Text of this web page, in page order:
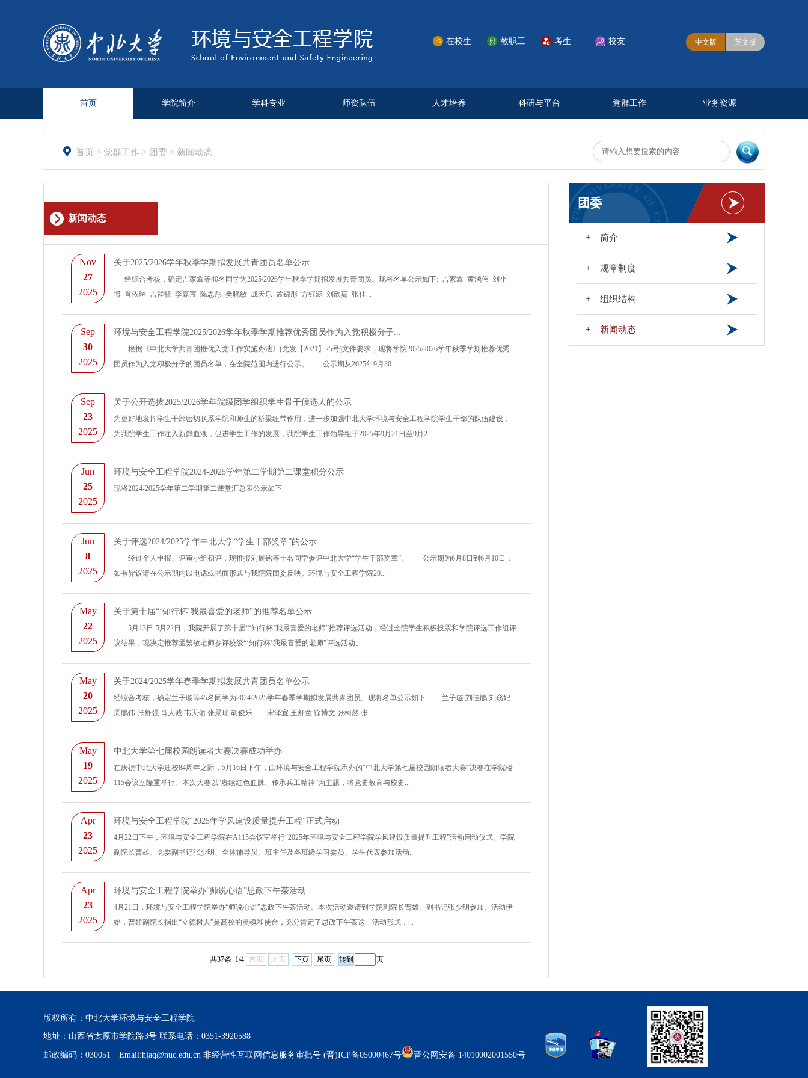
 在校生  教职工  考生  校友 中文版 英文版
首页 学院简介 学科专业 师资队伍 人才培养 科研与平台 党群工作 业务资源
 首页 > 党群工作 > 团委 > 新闻动态
新闻动态
Nov
27
2025
关于2025/2026学年秋季学期拟发展共青团员名单公示
经综合考核，确定吉家鑫等40名同学为2025/2026学年秋季学期拟发展共青团员。现将名单公示如下: 吉家鑫 黄鸿伟 刘小
博 肖依琳 吉祥毓 李嘉宸 陈思彤 樊晓敏 成天乐 孟锦彤 方钰涵 刘欣茹 张佳...
Sep
30
2025
环境与安全工程学院2025/2026学年秋季学期推荐优秀团员作为入党积极分子...
根据《中北大学共青团推优入党工作实施办法》(党发【2021】25号)文件要求，现将学院2025/2026学年秋季学期推荐优秀
团员作为入党积极分子的团员名单，在全院范围内进行公示。 公示期从2025年9月30...
Sep
23
2025
关于公开选拔2025/2026学年院级团学组织学生骨干候选人的公示
为更好地发挥学生干部密切联系学院和师生的桥梁纽带作用，进一步加强中北大学环境与安全工程学院学生干部的队伍建设，
为我院学生工作注入新鲜血液，促进学生工作的发展，我院学生工作领导组于2025年9月21日至9月2...
Jun
25
2025
环境与安全工程学院2024-2025学年第二学期第二课堂积分公示
​现将2024-2025学年第二学期第二课堂汇总表公示如下
Jun
8
2025
关于评选2024/2025学年中北大学“学生干部奖章”的公示
​ 经过个人申报、评审小组初评，现推报刘展铭等十名同学参评中北大学“学生干部奖章”。 公示期为6月8日到6月10日，
如有异议请在公示期内以电话或书面形式与我院院团委反映。环境与安全工程学院20...
May
22
2025
关于第十届“‘知行杯’我最喜爱的老师”的推荐名单公示
​ 5月13日-5月22日，我院开展了第十届“‘知行杯’我最喜爱的老师”推荐评选活动，经过全院学生积极投票和学院评选工作组评
议结果，现决定推荐孟繁敏老师参评校级“‘知行杯’我最喜爱的老师”评选活动。...
May
20
2025
关于2024/2025学年春季学期拟发展共青团员名单公示
经综合考核，确定兰子璇等45名同学为2024/2025学年春季学期拟发展共青团员。现将名单公示如下: 兰子璇 刘佳鹏 刘窈妃
周鹏伟 张舒强 肖人诚 韦天佑 张景瑞 胡俊乐 宋泽宜 王舒童 徐博文 张柯然 张...
May
19
2025
中北大学第七届校园朗读者大赛决赛成功举办
在庆祝中北大学建校84周年之际，5月16日下午，由环境与安全工程学院承办的“中北大学第七届校园朗读者大赛”决赛在学院楼
115会议室隆重举行。本次大赛以“赓续红色血脉、传承兵工精神”为主题，将党史教育与校史...
Apr
23
2025
环境与安全工程学院“2025年学风建设质量提升工程”正式启动
​4月22日下午，环境与安全工程学院在A115会议室举行“2025年环境与安全工程学院学风建设质量提升工程”活动启动仪式。学院
副院长曹雄、党委副书记张少明、全体辅导员、班主任及各班级学习委员、学生代表参加活动...
Apr
23
2025
环境与安全工程学院举办“师说心语”思政下午茶活动
4月21日，环境与安全工程学院举办“师说心语”思政下午茶活动。本次活动邀请到学院副院长曹雄、副书记张少明参加。活动伊
始，曹雄副院长指出“立德树人”是高校的灵魂和使命，充分肯定了思政下午茶这一活动形式，...
共37条 1/4 首页 上页 下页 尾页 页
团委
+ 简介
+ 规章制度
+ 组织结构
+ 新闻动态
版权所有：中北大学环境与安全工程学院
地址：山西省太原市学院路3号 联系电话：0351-3920588
邮政编码：030051 Email:hjaq@nuc.edu.cn 非经营性互联网信息服务审批号 (晋)ICP备05000467号 晋公网安备 14010002001550号